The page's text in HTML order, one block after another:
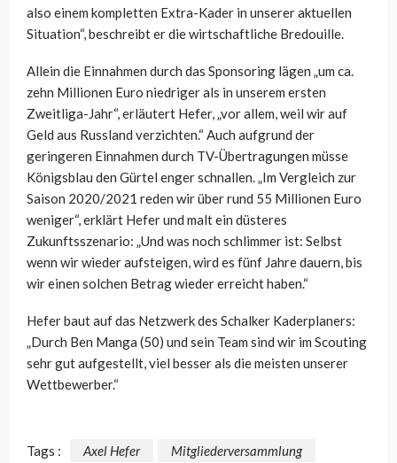
also einem kompletten Extra-Kader in unserer aktuellen
Situation“, beschreibt er die wirtschaftliche Bredouille.
Allein die Einnahmen durch das Sponsoring lägen „um ca.
zehn Millionen Euro niedriger als in unserem ersten
Zweitliga-Jahr“, erläutert Hefer, „vor allem, weil wir auf
Geld aus Russland verzichten.“ Auch aufgrund der
geringeren Einnahmen durch TV-Übertragungen müsse
Königsblau den Gürtel enger schnallen. „Im Vergleich zur
Saison 2020/2021 reden wir über rund 55 Millionen Euro
weniger“, erklärt Hefer und malt ein düsteres
Zukunftsszenario: „Und was noch schlimmer ist: Selbst
wenn wir wieder aufsteigen, wird es fünf Jahre dauern, bis
wir einen solchen Betrag wieder erreicht haben.“
Hefer baut auf das Netzwerk des Schalker Kaderplaners:
„Durch Ben Manga (50) und sein Team sind wir im Scouting
sehr gut aufgestellt, viel besser als die meisten unserer
Wettbewerber.“
Tags : Axel Hefer Mitgliederversammlung